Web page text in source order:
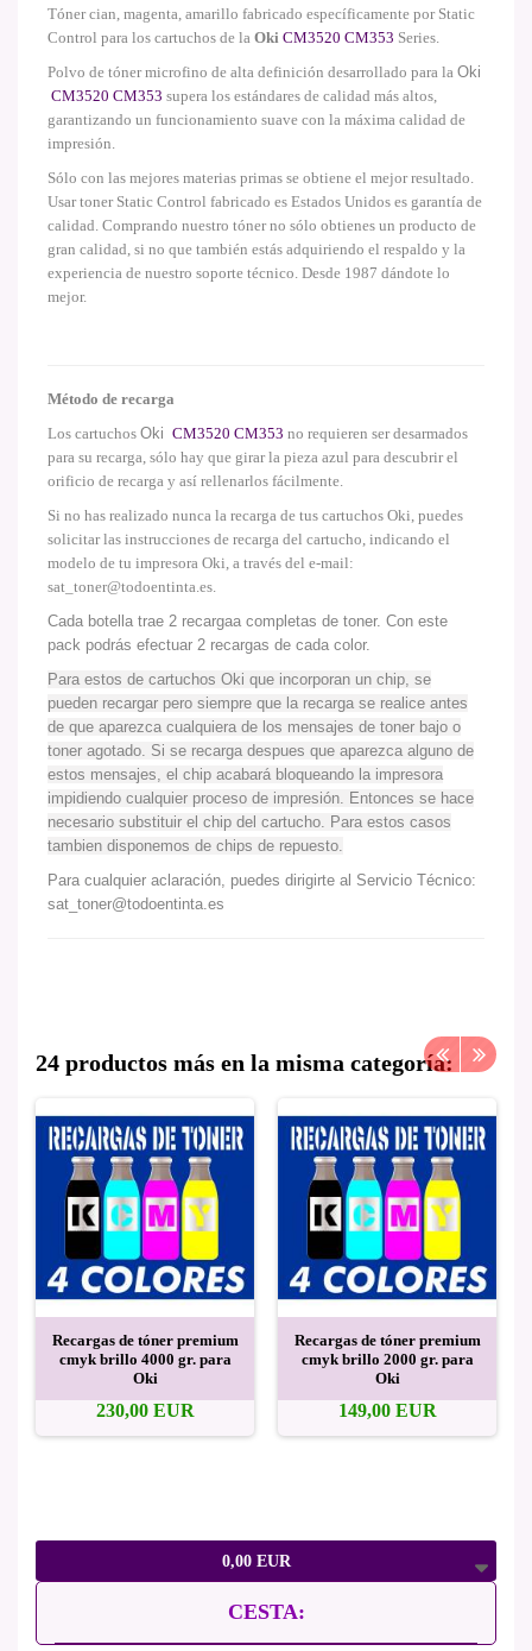
0,00 EUR
CESTA:
Tóner cian, magenta, amarillo fabricado específicamente por Static
Control para los cartuchos de la Oki CM3520 CM353 Series.
Polvo de tóner microfino de alta definición desarrollado para la Oki
CM3520 CM353 supera los estándares de calidad más altos,
garantizando un funcionamiento suave con la máxima calidad de
impresión.
Sólo con las mejores materias primas se obtiene el mejor resultado.
Usar toner Static Control fabricado es Estados Unidos es garantía de
calidad. Comprando nuestro tóner no sólo obtienes un producto de
gran calidad, si no que también estás adquiriendo el respaldo y la
experiencia de nuestro soporte técnico. Desde 1987 dándote lo
mejor.
Método de recarga
Los cartuchos Oki CM3520 CM353 no requieren ser desarmados
para su recarga, sólo hay que girar la pieza azul para descubrir el
orificio de recarga y así rellenarlos fácilmente.
Si no has realizado nunca la recarga de tus cartuchos Oki, puedes
solicitar las instrucciones de recarga del cartucho, indicando el
modelo de tu impresora Oki, a través del e-mail:
sat_toner@todoentinta.es
Cada botella trae 2 recargaa completas de toner. Con este
pack podrás efectuar 2 recargas de cada color.
Para estos de cartuchos Oki que incorporan un chip, se
pueden recargar pero siempre que la recarga se realice antes
de que aparezca cualquiera de los mensajes de toner bajo o
toner agotado. Si se recarga despues que aparezca alguno de
estos mensajes, el chip acabará bloqueando la impresora
impidiendo cualquier proceso de impresión. Entonces se hace
necesario substituir el chip del cartucho. Para estos casos
tambien disponemos de chips de repuesto.
Para cualquier aclaración, puedes dirigirte al Servicio Técnico:
sat_toner@todoentinta.es
24 productos más en la misma categoría:
Recargas de tóner premium
cmyk brillo 4000 gr. para
Oki
230,00 EUR
Recargas de tóner premium
cmyk brillo 2000 gr. para
Oki
149,00 EUR